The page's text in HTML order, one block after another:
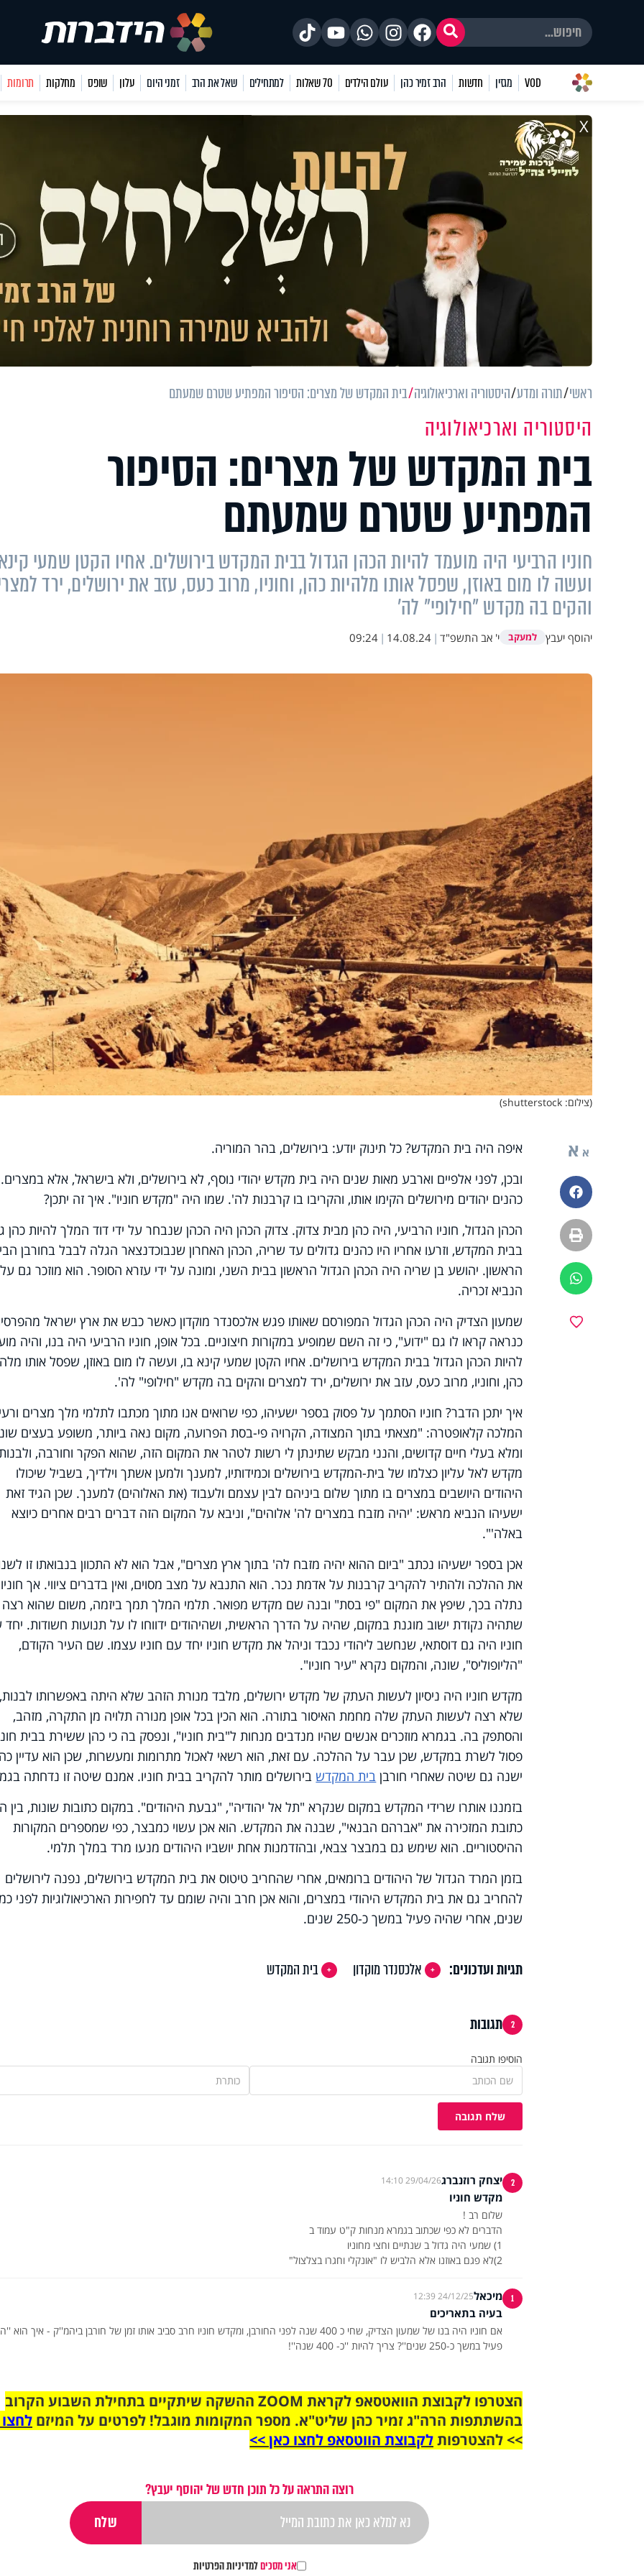
VOD מגזין חדשות הרב זמיר כהן עולם הילדים 70 שאלות למתחילים שאל את הרב זמני היום עלון שופס מחלקות תרומות
X
ראשי תורה ומדע היסטוריה וארכיאולוגיה בית המקדש של מצרים: הסיפור המפתיע שטרם שמעתם
היסטוריה וארכיאולוגיה
בית המקדש של מצרים: הסיפור
המפתיע שטרם שמעתם
חוניו הרביעי היה מועמד להיות הכהן הגדול בבית המקדש בירושלים. אחיו הקטן שמעי
ועשה לו מום באוזן, שפסל אותו מלהיות כהן, וחוניו, מרוב כעס, עזב את ירושלים, ירד
והקים בה מקדש "חילופי" לה'
יהוסף יעבץ למעקב י' אב התשפ"ד |
14.08.24
|
09:24
(צילום: shutterstock)
א א
פייסבוק
הדפסה
ווטסאפ
איפה היה בית המקדש? כל תינוק יודע: בירושלים, בהר המוריה.
ובכן, לפני אלפיים וארבע מאות שנים היה בית מקדש יהודי נוסף, לא בירושלים, ולא בישראל, אלא במצרים.
כהנים יהודים מירושלים הקימו אותו, והקריבו בו קרבנות לה'. שמו היה "מקדש חוניו". איך זה יתכן?
הכהן הגדול, חוניו הרביעי, היה כהן מבית צדוק. צדוק הכהן היה הכהן שנבחר על ידי דוד המלך להיות כהן
בבית המקדש, וזרעו אחריו היו כהנים גדולים עד שריה, הכהן האחרון שנבוכדנצאר הגלה לבבל בחורבן
הראשון. יהושע בן שריה היה הכהן הגדול הראשון בבית השני, ומונה על ידי עזרא הסופר. הוא מוזכר גם על
הנביא זכריה.
שמעון הצדיק היה הכהן הגדול המפורסם שאותו פגש אלכסנדר מוקדון כאשר כבש את ארץ ישראל
כנראה קראו לו גם "ידוע", כי זה השם שמופיע במקורות חיצוניים. בכל אופן, חוניו הרביעי היה בנו, והיה
להיות הכהן הגדול בבית המקדש בירושלים. אחיו הקטן שמעי קינא בו, ועשה לו מום באוזן, שפסל אותו
כהן, וחוניו, מרוב כעס, עזב את ירושלים, ירד למצרים והקים בה מקדש "חילופי" לה'.
איך יתכן הדבר? חוניו הסתמך על פסוק בספר ישעיהו, כפי שרואים אנו מתוך מכתבו לתלמי מלך מצרים
המלכה קלאופטרה: "מצאתי בתוך המצודה, הקרויה פי-בסת הפרועה, מקום נאה ביותר, משופע בעצים
ומלא בעלי חיים קדושים, והנני מבקש שתינתן לי רשות לטהר את המקום הזה, שהוא הפקר וחורבה,
מקדש לאל עליון כצלמו של בית-המקדש בירושלים וכמידותיו, למענך ולמען אשתך וילדיך, בשביל שיכולו
היהודים היושבים במצרים בו מתוך שלום ביניהם לבין עצמם ולעבוד (את האלוהים) למענך. שכן הגיד זאת
ישעיהו הנביא מראש: 'יהיה מזבח במצרים לה' אלוהים", וניבא על המקום הזה דברים רבים אחרים כיוצא
באלה'".
אכן בספר ישעיהו נכתב "ביום ההוא יהיה מזבח לה' בתוך ארץ מצרים", אבל הוא לא התכוון בנבואתו זו
את ההלכה ולהתיר להקריב קרבנות על אדמת נכר. הוא התנבא על מצב מסוים, ואין בדברים ציווי. אך חוניו
נתלה בכך, שיפץ את המקום "פי בסת" ובנה שם מקדש מפואר. תלמי המלך תמך ביזמה, משום שהוא רצה
שתהיה נקודת ישוב מוגנת במקום, שהיה על הדרך הראשית, ושהיהודים ידווחו לו על תנועות חשודות.
חוניו היה גם דוסתאי, שנחשב ליהודי נכבד וניהל את מקדש חוניו יחד עם חוניו עצמו. שם העיר הקודם,
"הליופוליס", שונה, והמקום נקרא "עיר חוניו".
מקדש חוניו היה ניסיון לעשות העתק של מקדש ירושלים, מלבד מנורת הזהב שלא היתה באפשרותו
שלא רצה לעשות העתק שלה מחמת האיסור בתורה. הוא הכין בכל אופן מנורה תלויה מן התקרה, מזהב,
והסתפק בה. בגמרא מוזכרים אנשים שהיו מנדבים מנחות ל"בית חוניו", ונפסק בה כי כהן ששירת בבית
פסול לשרת במקדש, שכן עבר על ההלכה. עם זאת, הוא רשאי לאכול מתרומות ומעשרות, שכן הוא עדיין
ישנה גם שיטה שאחרי חורבן בית המקדש בירושלים מותר להקריב בבית חוניו. אמנם שיטה זו נדחתה
בזמננו אותרו שרידי המקדש במקום שנקרא "תל אל יהודיה", "גבעת היהודים". במקום כתובות שונות, בין
כתובת המזכירה את "אברהם הבנאי", שבנה את המקדש. הוא אכן עשוי כמבצר, כפי שמספרים המקורות
ההיסטוריים. הוא שימש גם במבצר צבאי, ובהזדמנות אחת יושביו היהודים מנעו מרד במלך תלמי.
בזמן המרד הגדול של היהודים ברומאים, אחרי שהחריב טיטוס את בית המקדש בירושלים, נפנה לירושלים
להחריב גם את בית המקדש היהודי במצרים, והוא אכן חרב והיה שומם עד לחפירות הארכיאולוגיות לפני
שנים, אחרי שהיה פעיל במשך כ-250 שנים.
תגיות ועדכונים: אלכסנדר מוקדון בית המקדש
2 תגובות
הוסיפו תגובה
שלח תגובה
2 יצחק רוזנברג29/04/26 14:10
מקדש חוניו
הדברים לא כפי שכתוב בגמרא מנחות ק"ט עמוד ב
2)לא פגם באוזנו אלא הלביש לו "אונקלי וחגרו בצלצול"
1 מיכאל24/12/25 12:39
בעיה בתאריכים
אם חוניו היה בנו של שמעון הצדיק, שחי כ 400 שנה לפני החורבן, ומקדש חוניו חרב סביב אותו זמן של חורבן ביהמ''ק - איך הוא
פעיל במשך כ-250 שנים''? צריך להיות ''כ- 400 שנה''!
הצטרפו לקבוצת הוואטסאפ לקראת ZOOM ההשקה שיתקיים בתחילת השבוע הקרוב
בהשתתפות הרה"ג זמיר כהן שליט"א. מספר המקומות מוגבל! לפרטים על המיזם
>> להצטרפותלקבוצת הווטסאפ לחצו כאן >>
רוצה התראה על כל תוכן חדש של יהוסף יעבץ?
אני מסכיםלמדיניות הפרטיות